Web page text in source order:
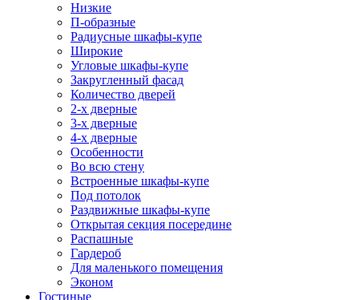
Низкие
П-образные
Радиусные шкафы-купе
Широкие
Угловые шкафы-купе
Закругленный фасад
Количество дверей
2-х дверные
3-х дверные
4-х дверные
Особенности
Во всю стену
Встроенные шкафы-купе
Под потолок
Раздвижные шкафы-купе
Открытая секция посередине
Распашные
Гардероб
Для маленького помещения
Эконом
Гостиные